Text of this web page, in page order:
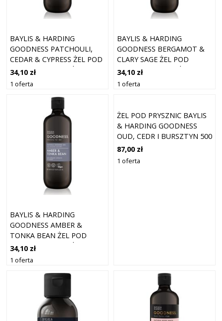
BAYLIS & HARDING
GOODNESS PATCHOULI,
CEDAR & CYPRESS ŻEL POD
PRYSZNIC DLA MĘŻCZYZN
500 ML
34,10 zł
1 oferta
BAYLIS & HARDING
GOODNESS BERGAMOT &
CLARY SAGE ŻEL POD
PRYSZNIC DLA MĘŻCZYZN
500 ML
34,10 zł
1 oferta
BAYLIS & HARDING
GOODNESS AMBER &
TONKA BEAN ŻEL POD
PRYSZNIC DLA MĘŻCZYZN
500 ML
34,10 zł
1 oferta
ŻEL POD PRYSZNIC BAYLIS
& HARDING GOODNESS
OUD, CEDR I BURSZTYN 500
MŁ
87,00 zł
1 oferta